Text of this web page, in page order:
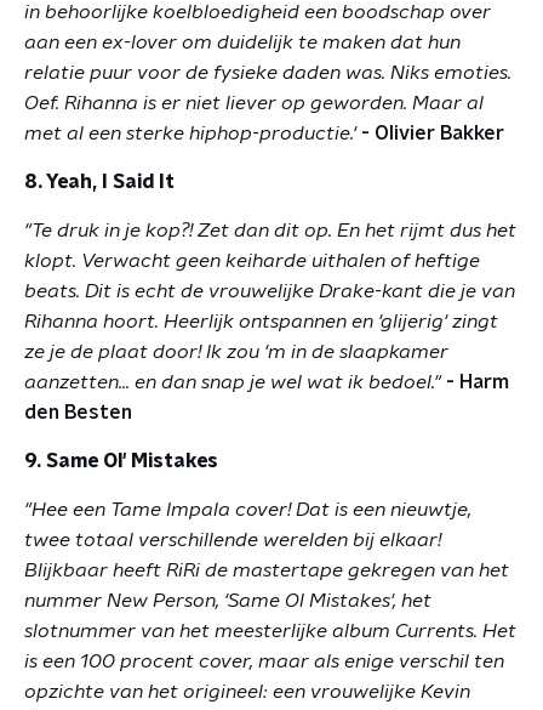
in behoorlijke koelbloedigheid een boodschap over
aan een ex-lover om duidelijk te maken dat hun
relatie puur voor de fysieke daden was. Niks emoties.
Oef. Rihanna is er niet liever op geworden. Maar al
met al een sterke hiphop-productie.' - Olivier Bakker
8. Yeah, I Said It
"Te druk in je kop?! Zet dan dit op. En het rijmt dus het
klopt. Verwacht geen keiharde uithalen of heftige
beats. Dit is echt de vrouwelijke Drake-kant die je van
Rihanna hoort. Heerlijk ontspannen en 'glijerig' zingt
ze je de plaat door! Ik zou 'm in de slaapkamer
aanzetten... en dan snap je wel wat ik bedoel." - Harm
den Besten
9. Same Ol' Mistakes
"Hee een Tame Impala cover! Dat is een nieuwtje,
twee totaal verschillende werelden bij elkaar!
Blijkbaar heeft RiRi de mastertape gekregen van het
nummer New Person, 'Same Ol Mistakes', het
slotnummer van het meesterlijke album Currents. Het
is een 100 procent cover, maar als enige verschil ten
opzichte van het origineel: een vrouwelijke Kevin